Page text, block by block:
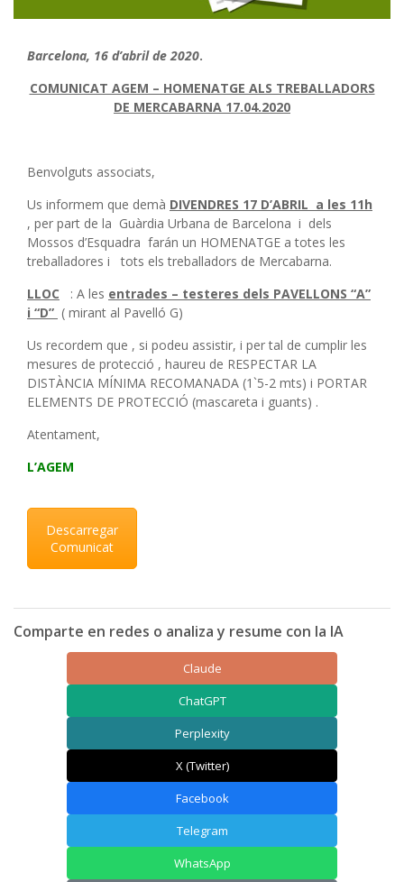
Barcelona, 16 d’abril de 2020.
COMUNICAT AGEM – HOMENATGE ALS TREBALLADORS
DE MERCABARNA 17.04.2020
Benvolguts associats,
Us informem que demà DIVENDRES 17 D’ABRIL a les 11h
, per part de la Guàrdia Urbana de Barcelona i dels
Mossos d’Esquadra farán un HOMENATGE a totes les
treballadores i tots els treballadors de Mercabarna.
LLOC : A les entrades – testeres dels PAVELLONS “A”
i “D” ( mirant al Pavelló G)
Us recordem que , si podeu assistir, i per tal de cumplir les
mesures de protecció , haureu de RESPECTAR LA
DISTÀNCIA MÍNIMA RECOMANADA (1`5-2 mts) i PORTAR
ELEMENTS DE PROTECCIÓ (mascareta i guants) .
Atentament,
L’AGEM
Descarregar
Comunicat
Comparte en redes o analiza y resume con la IA
Claude
ChatGPT
Perplexity
X (Twitter)
Facebook
Telegram
WhatsApp